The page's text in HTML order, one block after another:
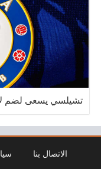
تشيلسي يسعى لضم
الاتصال بنا